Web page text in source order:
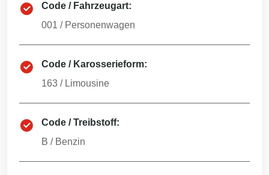
Code / Fahrzeugart:
001 / Personenwagen
Code / Karosserieform:
163 / Limousine
Code / Treibstoff:
B / Benzin